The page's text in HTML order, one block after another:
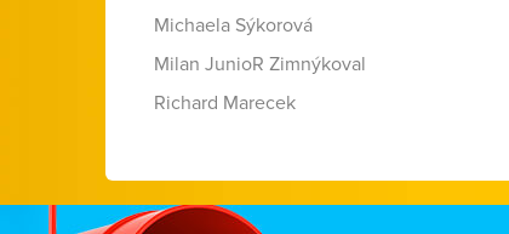
Michaela Sýkorová
Milan JunioR Zimnýkoval
Richard Marecek